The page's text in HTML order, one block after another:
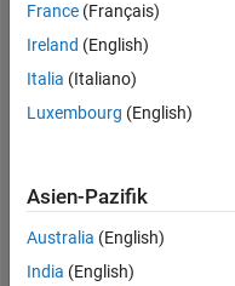
Professional
Interests:
Problem
Geoff's
Abzeichen
Answers
Alle
France (Français)
Ireland (English)
Italia (Italiano)
Luxembourg (English)
Asien-Pazifik
Australia (English)
India (English)